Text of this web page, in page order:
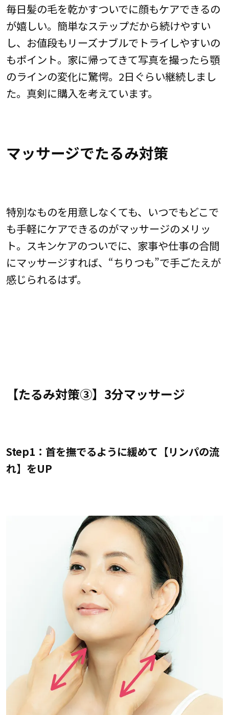
毎日髪の毛を乾かすついでに顔もケアできるの
が嬉しい。簡単なステップだから続けやすい
し、お値段もリーズナブルでトライしやすいの
もポイント。家に帰ってきて写真を撮ったら顎
のラインの変化に驚愕。2日ぐらい継続しまし
た。真剣に購入を考えています。
マッサージでたるみ対策
特別なものを用意しなくても、いつでもどこで
も手軽にケアできるのがマッサージのメリッ
ト。スキンケアのついでに、家事や仕事の合間
にマッサージすれば、“ちりつも”で手ごたえが
感じられるはず。
【たるみ対策③】3分マッサージ
Step1：首を撫でるように緩めて【リンパの流
れ】をUP